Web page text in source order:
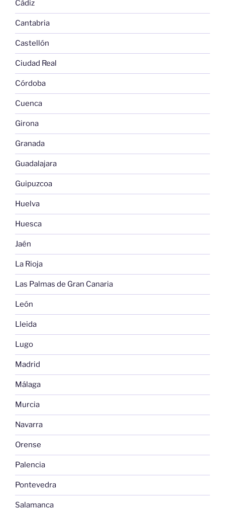
Cádiz
Cantabria
Castellón
Ciudad Real
Córdoba
Cuenca
Girona
Granada
Guadalajara
Guipuzcoa
Huelva
Huesca
Jaén
La Rioja
Las Palmas de Gran Canaria
León
Lleida
Lugo
Madrid
Málaga
Murcia
Navarra
Orense
Palencia
Pontevedra
Salamanca